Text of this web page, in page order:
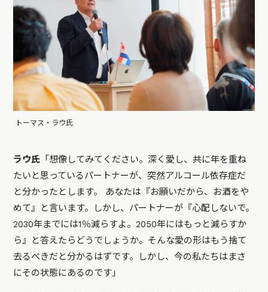
トーマス・ラウ氏
ラウ氏 「想像してみてください。深く愛し、共に年を重ね
たいと思っているパートナーが、突然アルコール依存症だ
と分かったとします。 あなたは『お願いだから、お酒をや
めて』と言います。しかし、パートナーが『心配しないで。
2030年までには1％減らすよ。2050年にはもっと減らすか
ら』と答えたらどうでしょうか。そんな愛の形はもう捨て
去るべきだと分かるはずです。しかし、今の私たちはまさ
にその状態にあるのです」